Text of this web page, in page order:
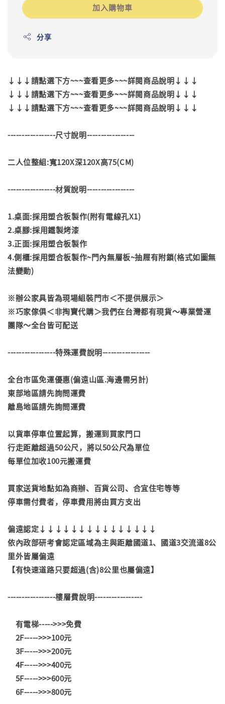
加入購物車
分享
↓↓↓請點選下方~~~查看更多~~~詳閱商品說明↓↓↓
↓↓↓請點選下方~~~查看更多~~~詳閱商品說明↓↓↓
↓↓↓請點選下方~~~查看更多~~~詳閱商品說明↓↓↓
-----------------尺寸說明-----------------
二人位整組:寬120X深120X高75(CM)
-----------------材質說明-----------------
1.桌面:採用塑合板製作(附有電線孔X1)
2.桌腳:採用鐵製烤漆
3.正面:採用塑合板製作
4.側櫃:採用塑合板製作~門內無層板~抽屜有附鎖(格式如圖無
法變動)
※辦公家具皆為現場組裝門市＜不提供展示＞
※巧家傢俱＜非掏寶代購＞我們在台灣都有現貨～專業營運
團隊～全台皆可配送
-----------------特殊運費說明-----------------
全台市區免運優惠(偏遠山區.海邊需另計)
東部地區請先詢問運費
離島地區請先詢問運費
以貨車停車位置起算，搬運到買家門口
行走距離超過50公尺，將以50公尺為單位
每單位加收100元搬運費
買家送貨地點如為商辦、百貨公司、合宜住宅等等
停車需付費者，停車費用將由買方支出
偏遠認定↓↓↓↓↓↓↓↓↓↓↓↓↓↓↓
依內政部研考會認定區域為主與距離國道1、國道3交流道8公
里外皆屬偏遠
【有快速道路只要超過(含)8公里也屬偏遠】
-----------------樓層費說明-----------------
有電梯----->>>免費
2F----->>>100元
3F----->>>200元
4F----->>>400元
5F----->>>600元
6F----->>>800元